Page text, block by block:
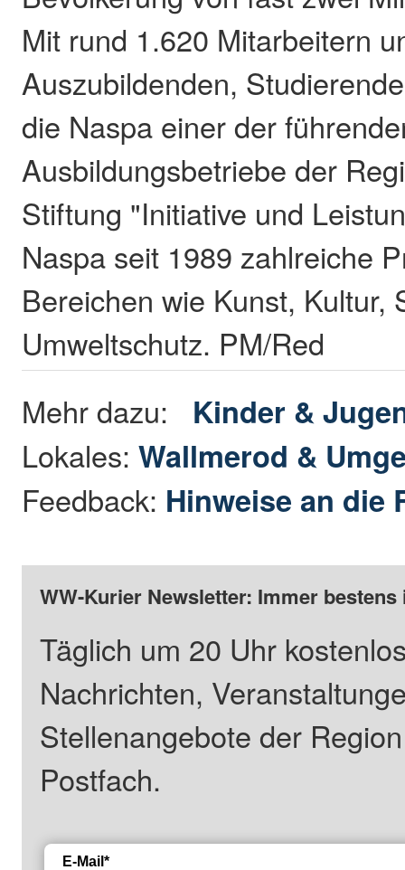
Mit rund 1.620 Mitarbeitern
Auszubildenden,
die Naspa einer der
Ausbildungsbetriebe der
Stiftung "Initiative und
Naspa seit 1989 zahlreiche
Bereichen wie Kunst, Kultur,
Umweltschutz. PM/Red
Mehr dazu: Kinder &
Lokales:Wallmerod &
Feedback: Hinweise an die
WW-Kurier Newsletter: Immer
Täglich um 20 Uhr
Nachrichten,
Stellenangebote der
Postfach.
E-Mail*